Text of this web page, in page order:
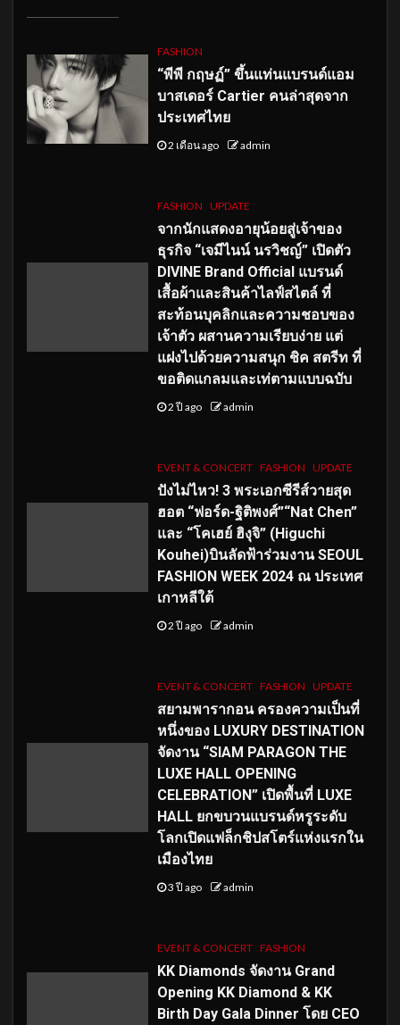
FASHION
“พีพี กฤษฏ์” ขึ้นแท่นแบรนด์แอม
บาสเดอร์ Cartier คนล่าสุดจาก
ประเทศไทย
2 เดือน ago admin
FASHION UPDATE
จากนักแสดงอายุน้อยสู่เจ้าของ
ธุรกิจ “เจมีไนน์ นรวิชญ์” เปิดตัว
DIVINE Brand Official แบรนด์
เสื้อผ้าและสินค้าไลฟ์สไตล์ ที่
สะท้อนบุคลิกและความชอบของ
เจ้าตัว ผสานความเรียบง่าย แต่
แฝงไปด้วยความสนุก ชิค สตรีท ที่
ขอติดแกลมและเท่ตามแบบฉบับ
2 ปี ago admin
EVENT & CONCERT FASHION UPDATE
ปังไม่ไหว! 3 พระเอกซีรีส์วายสุด
ฮอต “ฟอร์ด-ฐิติพงศ์”“Nat Chen”
และ “โคเฮย์ ฮิงุจิ” (Higuchi
Kouhei)บินลัดฟ้าร่วมงาน SEOUL
FASHION WEEK 2024 ณ ประเทศ
เกาหลีใต้
2 ปี ago admin
EVENT & CONCERT FASHION UPDATE
สยามพารากอน ครองความเป็นที่
หนึ่งของ LUXURY DESTINATION
จัดงาน “SIAM PARAGON THE
LUXE HALL OPENING
CELEBRATION” เปิดพื้นที่ LUXE
HALL ยกขบวนแบรนด์หรูระดับ
โลกเปิดแฟล็กชิปสโตร์แห่งแรกใน
เมืองไทย
3 ปี ago admin
EVENT & CONCERT FASHION
KK Diamonds จัดงาน Grand
Opening KK Diamond & KK
Birth Day Gala Dinner โดย CEO